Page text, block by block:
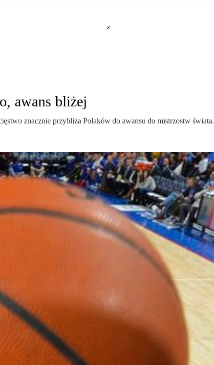
awans bliżej
znacznie przybliża Polaków do awansu do mistrzostw świata.